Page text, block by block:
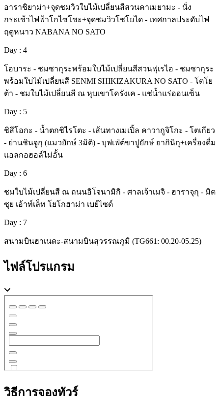
อาราชิยาม่า+จุดชมวิวใบไม้เปลี่ยนสีสวนคาเมยามะ - นั่ง
กระเช้าไฟฟ้าโกไซโชะ+จุดชมวิวโชโยได - เทศกาลประดับไฟ
ฤดูหนาว NABANA NO SATO
Day : 4
โอบาระ - ชมซากุระพร้อมใบไม้เปลี่ยนสีสวนฟุเรไอ - ชมซากุระ
พร้อมใบไม้เปลี่ยนสี SENMI SHIKIZAKURA NO SATO - โตโย
ต้า - ชมใบไม้เปลี่ยนสี ณ หุบเขาโครังเค - แช่น้ำแร่ออนเซ็น
Day : 5
ชิสึโอกะ - น้ำตกชิไรโตะ - เส้นทางเมเปิ้ล คาวากูจิโกะ - โตเกียว
- ย่านชินจูกุ (แมวยักษ์ 3มิติ) - บุฟเฟ่ต์ขาปูยักษ์ ยากินิกุ+เครื่องดื่ม
แอลกอฮอล์ไม่อั้น
Day : 6
ชมใบไม้เปลี่ยนสี ณ ถนนอิโจนามิกิ - ศาลเจ้าเมจิ - ฮาราจุกุ - มิต
ซุย เอ้าท์เล็ท โยโกฮาม่า เบย์ไซด์
Day : 7
สนามบินฮาเนดะ-สนามบินสุวรรณภูมิ (TG661: 00.20-05.25)
ไฟล์โปรแกรม
วิธีการจองทัวร์